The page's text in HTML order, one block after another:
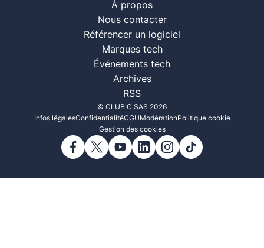
À propos
Nous contacter
Référencer un logiciel
Marques tech
Événements tech
Archives
RSS
© CLUBIC SAS 2026
Infos légalesConfidentialitéCGUModérationPolitique cookie
Gestion des cookies